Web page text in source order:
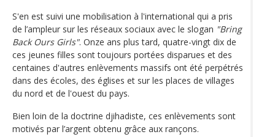
S'en est suivi une mobilisation à l'international qui a pris
de l’ampleur sur les réseaux sociaux avec le slogan "Bring
Back Ours Girls". Onze ans plus tard, quatre-vingt dix de
ces jeunes filles sont toujours portées disparues et des
centaines d'autres enlèvements massifs ont été perpétrés
dans des écoles, des églises et sur les places de villages
du nord et de l'ouest du pays.
Bien loin de la doctrine djihadiste, ces enlèvements sont
motivés par l’argent obtenu grâce aux rançons.